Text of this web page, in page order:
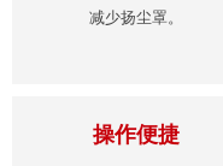
减少扬尘罩。
操作便捷